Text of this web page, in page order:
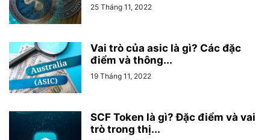
25 Tháng 11, 2022
Vai trò của asic là gì? Các đặc
điểm và thông...
19 Tháng 11, 2022
SCF Token là gì? Đặc điểm và vai
trò trong thị...